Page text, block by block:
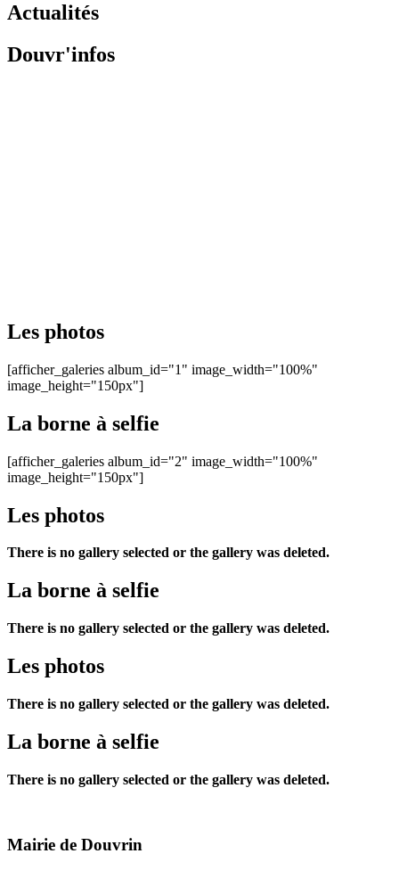
Actualités
Douvr'infos
Les photos
[afficher_galeries album_id="1" image_width="100%"
image_height="150px"]
La borne à selfie
[afficher_galeries album_id="2" image_width="100%"
image_height="150px"]
Les photos
There is no gallery selected or the gallery was deleted.
La borne à selfie
There is no gallery selected or the gallery was deleted.
Les photos
There is no gallery selected or the gallery was deleted.
La borne à selfie
There is no gallery selected or the gallery was deleted.
Mairie de Douvrin